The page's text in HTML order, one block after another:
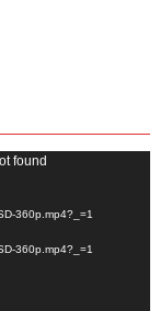
found
360p.mp4?_=1
360p.mp4?_=1